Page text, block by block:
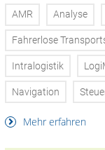
AMR Analyse
Fahrerlose
Intralogistik
Navigation
Mehr erfahren